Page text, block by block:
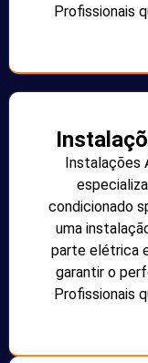
Profissionais
Instalações
condicionado
uma
parte elétrica
garantir o
Profissionais